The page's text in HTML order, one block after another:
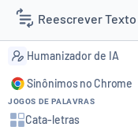
Reescrever Texto
Resumir Texto
Corrigir Texto
Detector de IA
Humanizador de IA
Sinônimos no Chrome
JOGOS DE PALAVRAS
Cata-letras